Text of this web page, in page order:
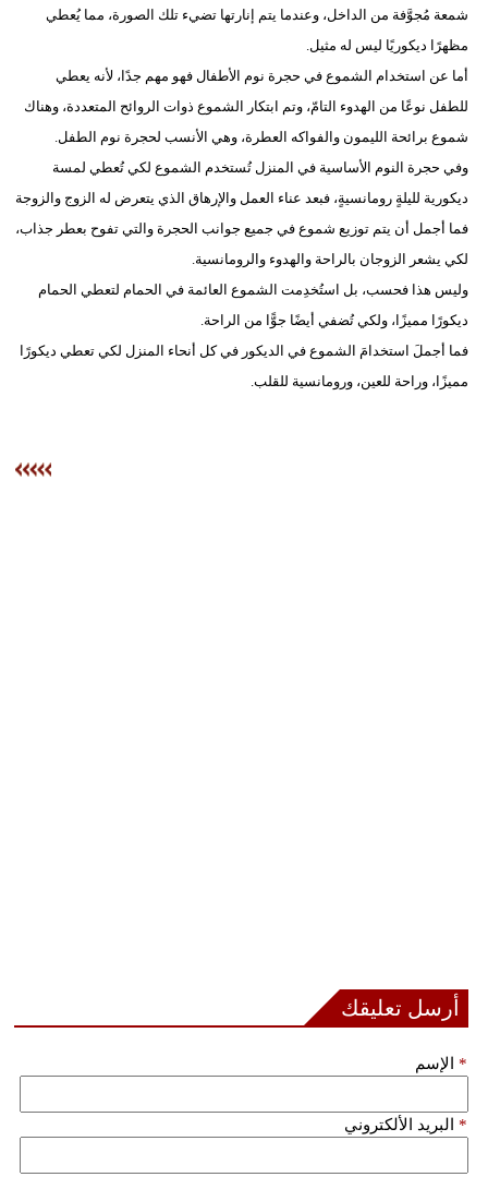
شمعة مُجوَّفة من الداخل، وعندما يتم إنارتها تضيء تلك الصورة، مما يُعطي
مظهرًا ديكوريًا ليس له مثيل.
أما عن استخدام الشموع في حجرة نوم الأطفال فهو مهم جدًا، لأنه يعطي
للطفل نوعًا من الهدوء التامّ، وتم ابتكار الشموع ذوات الروائح المتعددة، وهناك
شموع برائحة الليمون والفواكه العطرة، وهي الأنسب لحجرة نوم الطفل.
وفي حجرة النوم الأساسية في المنزل تُستخدم الشموع لكي تُعطي لمسة
ديكورية لليلةٍ رومانسيةٍ، فبعد عناء العمل والإرهاق الذي يتعرض له الزوج والزوجة
فما أجمل أن يتم توزيع شموع في جميع جوانب الحجرة والتي تفوح بعطر جذاب،
لكي يشعر الزوجان بالراحة والهدوء والرومانسية.
وليس هذا فحسب، بل استُخدِمت الشموع العائمة في الحمام لتعطي الحمام
ديكورًا مميزًا، ولكي تُضفي أيضًا جوًّا من الراحة.
فما أجملَ استخدامَ الشموع في الديكور في كل أنحاء المنزل لكي تعطي ديكورًا
مميزًا، وراحة للعين، ورومانسية للقلب.
أرسل تعليقك
الإسم *
البريد الألكتروني *